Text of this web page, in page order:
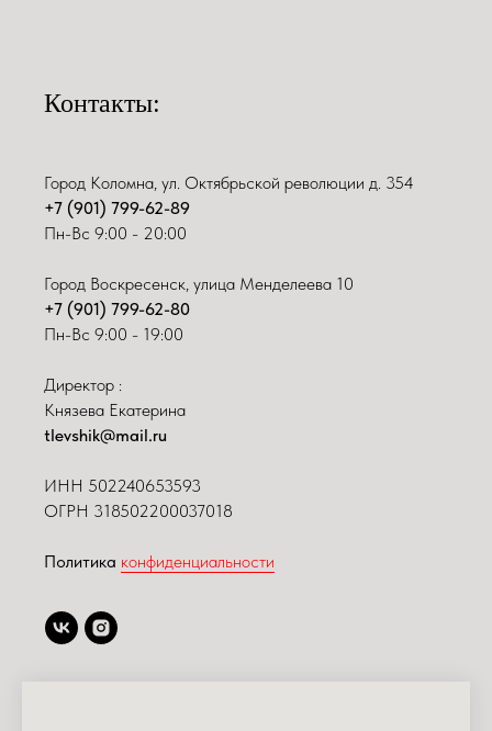
Контакты:
Город Коломна, ул. Октябрьской революции д. 354
+7 (901) 799-62-89
Пн-Вс 9:00 - 20:00
Город Воскресенск, улица Менделеева 10
+7 (901) 799-62-80
Пн-Вс 9:00 - 19:00
Директор :
Князева Екатерина
tlevshik@mail.ru
ИНН 502240653593
ОГРН 318502200037018
Политика конфиденциальности